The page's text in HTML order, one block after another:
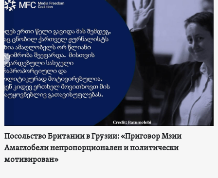
Посольство Британии в Грузии: «Приговор Мзии
Амаглобели непропорционален и политически
мотивирован»